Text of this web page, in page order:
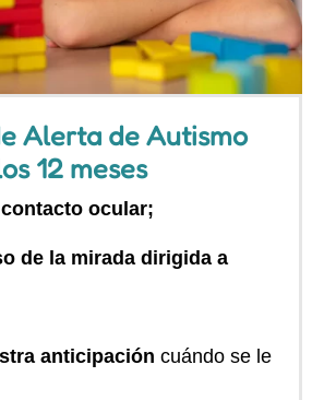
Alerta de Autismo
12 meses
ocular;
de la mirada dirigida a
anticipación cuándo se le